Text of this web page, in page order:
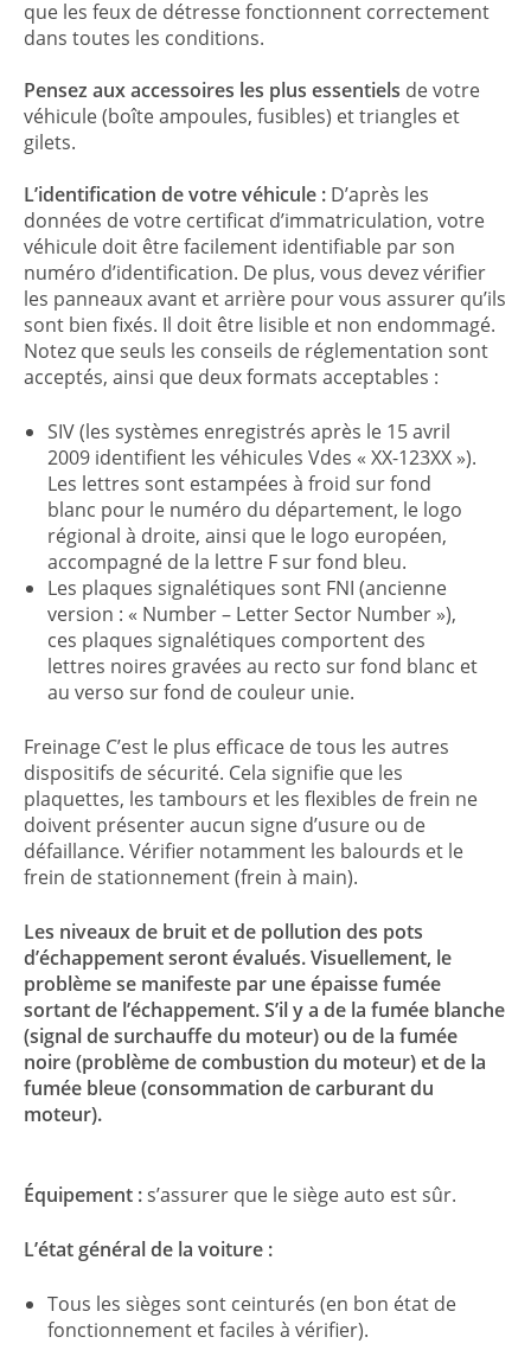
que les feux de détresse fonctionnent correctement
dans toutes les conditions.
Pensez aux accessoires les plus essentiels de votre
véhicule (boîte ampoules, fusibles) et triangles et
gilets.
L’identification de votre véhicule : D’après les
données de votre certificat d’immatriculation, votre
véhicule doit être facilement identifiable par son
numéro d’identification. De plus, vous devez vérifier
les panneaux avant et arrière pour vous assurer qu’ils
sont bien fixés. Il doit être lisible et non endommagé.
Notez que seuls les conseils de réglementation sont
acceptés, ainsi que deux formats acceptables :
SIV (les systèmes enregistrés après le 15 avril
2009 identifient les véhicules Vdes « XX-123XX »).
Les lettres sont estampées à froid sur fond
blanc pour le numéro du département, le logo
régional à droite, ainsi que le logo européen,
accompagné de la lettre F sur fond bleu.
Les plaques signalétiques sont FNI (ancienne
version : « Number – Letter Sector Number »),
ces plaques signalétiques comportent des
lettres noires gravées au recto sur fond blanc et
au verso sur fond de couleur unie.
Freinage C’est le plus efficace de tous les autres
dispositifs de sécurité. Cela signifie que les
plaquettes, les tambours et les flexibles de frein ne
doivent présenter aucun signe d’usure ou de
défaillance. Vérifier notamment les balourds et le
frein de stationnement (frein à main).
Les niveaux de bruit et de pollution des pots
d’échappement seront évalués. Visuellement, le
problème se manifeste par une épaisse fumée
sortant de l’échappement. S’il y a de la fumée blanche
(signal de surchauffe du moteur) ou de la fumée
noire (problème de combustion du moteur) et de la
fumée bleue (consommation de carburant du
moteur).
Équipement :s’assurer que le siège auto est sûr.
L’état général de la voiture :
Tous les sièges sont ceinturés (en bon état de
fonctionnement et faciles à vérifier).